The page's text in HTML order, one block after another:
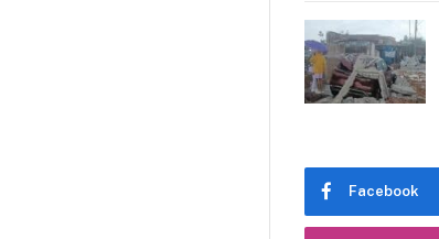
Facebook